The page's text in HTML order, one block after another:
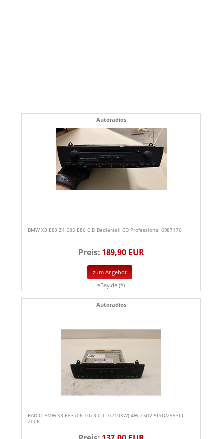
Autoradios
BMW X3 E83 Z4 E85 E86 CID Bedienteil CD Professional 6987176
Preis: 189,90 EUR
zum Angebot
eBay.de (*)
Autoradios
RADIO BMW X3 E83 (06-10) 3.0 TD (210KW) 4WD SUV 5P/D/2993CC
2006